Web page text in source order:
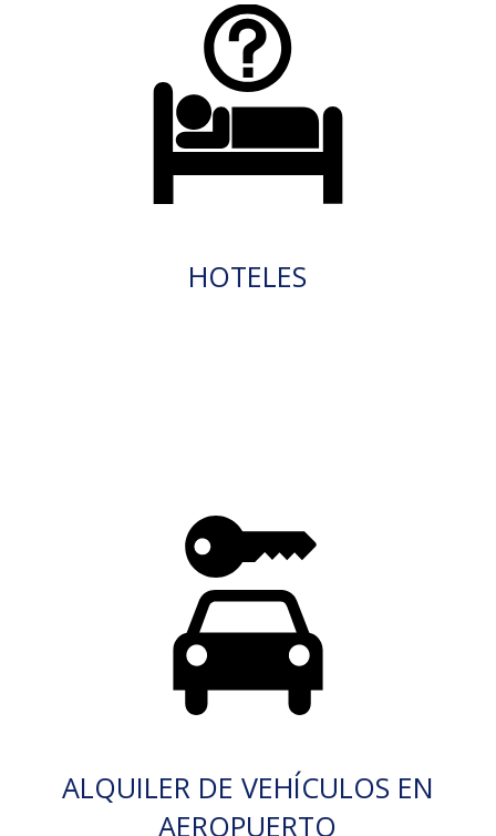
HOTELES
ALQUILER DE VEHÍCULOS EN
AEROPUERTO